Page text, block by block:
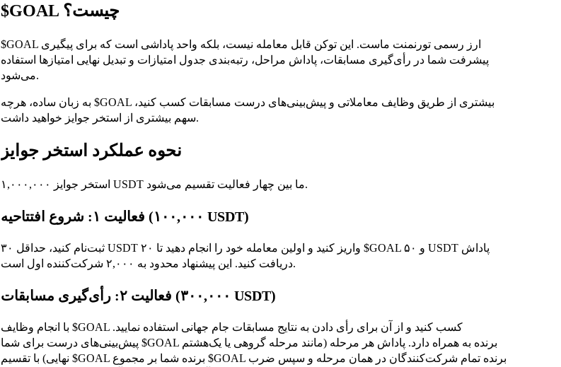
$GOAL چیست؟
$GOAL ارز رسمی تورنمنت ماست. این توکن قابل معامله نیست، بلکه واحد پاداشی است که برای پیگیری
پیشرفت شما در رأی‌گیری مسابقات، پاداش مراحل، رتبه‌بندی جدول امتیازات و تبدیل نهایی امتیازها استفاده
می‌شود.
به زبان ساده، هرچه $GOAL بیشتری از طریق وظایف معاملاتی و پیش‌بینی‌های درست مسابقات کسب کنید،
سهم بیشتری از استخر جوایز خواهید داشت.
نحوه عملکرد استخر جوایز
استخر جوایز ۱,۰۰۰,۰۰۰ USDT ما بین چهار فعالیت تقسیم می‌شود.
فعالیت ۱: شروع افتتاحیه (۱۰۰,۰۰۰ USDT)
ثبت‌نام کنید، حداقل ۳۰ USDT واریز کنید و اولین معامله خود را انجام دهید تا ۲۰ $GOAL و ۵۰ USDT پاداش
دریافت کنید. این پیشنهاد محدود به ۲,۰۰۰ شرکت‌کننده اول است.
فعالیت ۲: رأی‌گیری مسابقات (۳۰۰,۰۰۰ USDT)
با انجام وظایف $GOAL کسب کنید و از آن برای رأی دادن به نتایج مسابقات جام جهانی استفاده نمایید.
پیش‌بینی‌های درست برای شما $GOAL برنده به همراه دارد. پاداش هر مرحله (مانند مرحله گروهی یا یک‌هشتم
نهایی) با تقسیم $GOAL برنده شما بر مجموع $GOAL برنده تمام شرکت‌کنندگان در همان مرحله و سپس ضرب